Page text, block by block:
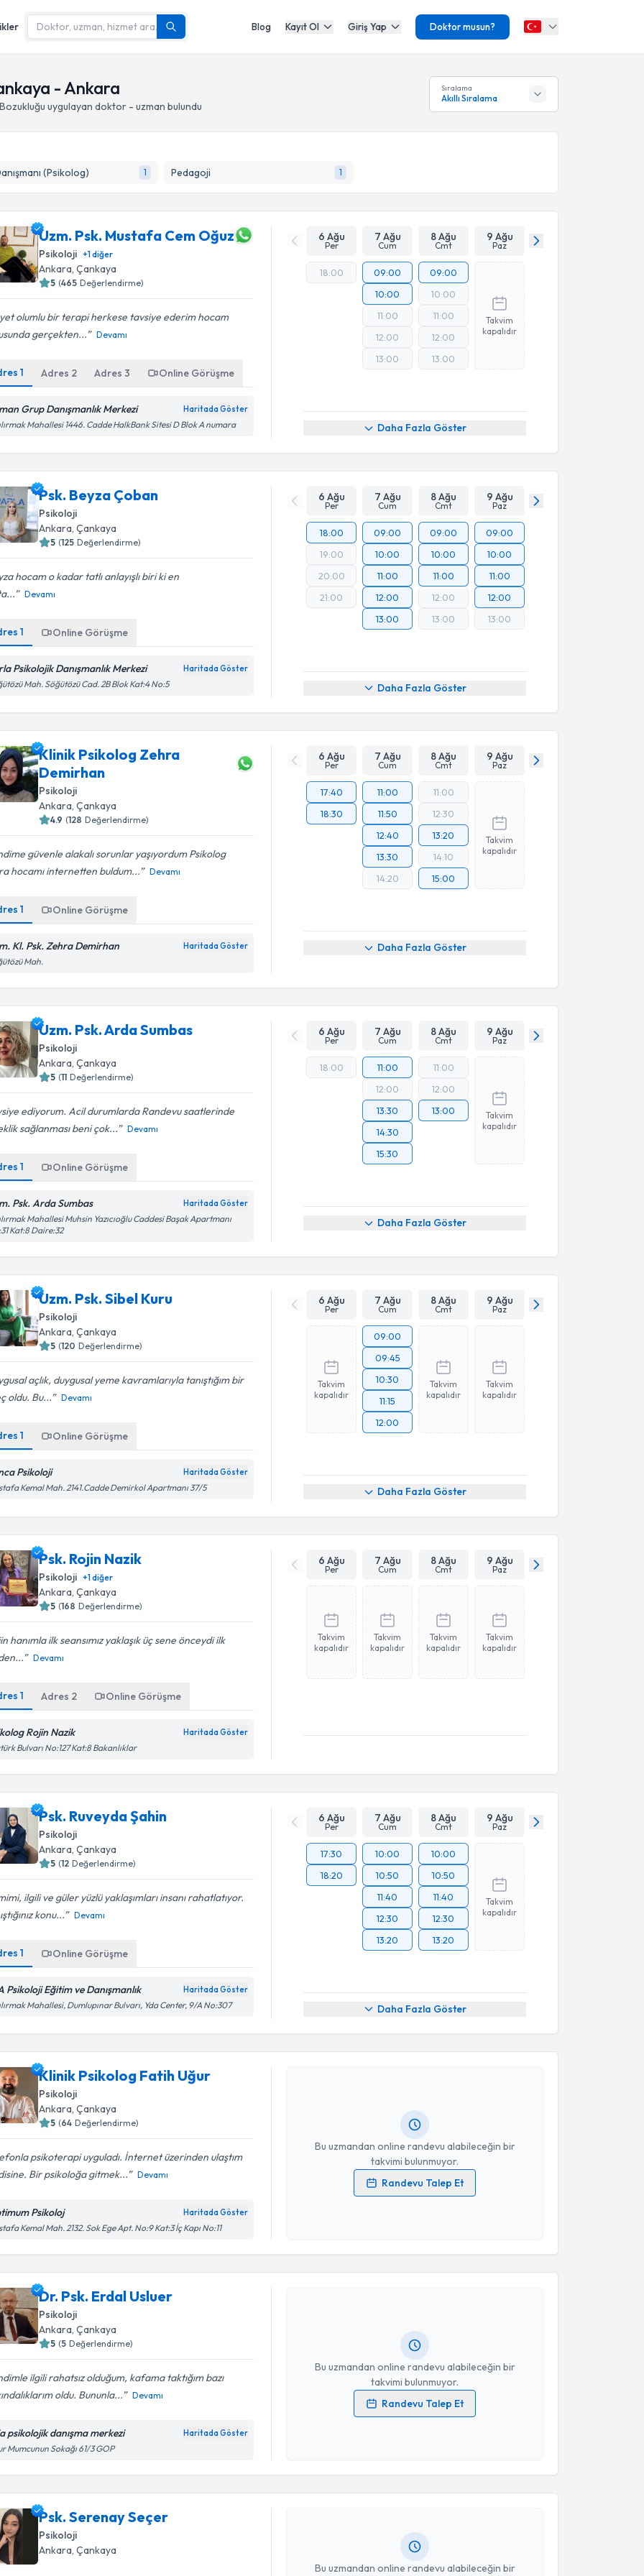
Blog Kayıt Ol Giriş Yap Doktor musun?
- Ankara
uygulayan doktor - uzman bulundu
Sıralama
Akıllı Sıralama
(Psikolog) 1 Pedagoji 1
Uzm. Psk. Mustafa Cem Oğuz
Psikoloji +1diğer
Ankara, Çankaya
5 (465 Değerlendirme)
olumlu bir terapi herkese tavsiye ederim hocam
gerçekten...
Devamı
1 Adres 2 Adres3 Online Görüşme
Grup Danışmanlık Merkezi Haritada Göster
Mahallesi 1446. Cadde HalkBank Sitesi D Blok A numara
6 Ağu
Per
7 Ağu
Cum
8 Ağu
Cmt
9 Ağu
Paz
18:00
09:00
10:00
11:00
12:00
13:00
09:00
10:00
11:00
12:00
13:00
Takvim
kapalıdır
Daha Fazla Göster
Psk. Beyza Çoban
Psikoloji
Ankara , Çankaya
5 (125 Değerlendirme)
hocam o kadar tatlı anlayışlı biri ki en
Devamı
1 Online Görüşme
Psikolojik Danışmanlık Merkezi Haritada Göster
Mah. Söğütözü Cad. 2B Blok Kat:4 No:5
6 Ağu
Per
7 Ağu
Cum
8 Ağu
Cmt
9 Ağu
Paz
18:00
19:00
20:00
21:00
09:00
10:00
11:00
12:00
13:00
09:00
10:00
11:00
12:00
13:00
09:00
10:00
11:00
12:00
13:00
Daha Fazla Göster
Klinik Psikolog Zehra
Demirhan
Psikoloji
Ankara, Çankaya
4.9 (128 Değerlendirme)
güvenle alakalı sorunlar yaşıyordum Psikolog
hocamı internetten buldum...
Devamı
1 Online Görüşme
Kl. Psk. Zehra Demirhan Haritada Göster
Mah.
6 Ağu
Per
7 Ağu
Cum
8 Ağu
Cmt
9 Ağu
Paz
17:40
18:30
11:00
11:50
12:40
13:30
14:20
11:00
12:30
13:20
14:10
15:00
Takvim
kapalıdır
Daha Fazla Göster
Uzm. Psk. Arda Sumbas
Psikoloji
Ankara, Çankaya
5 (11 Değerlendirme)
ediyorum. Acil durumlarda Randevu saatlerinde
sağlanması beni çok...
Devamı
1 Online Görüşme
Psk. Arda Sumbas Haritada Göster
Mahallesi Muhsin Yazıcıoğlu Caddesi Başak Apartmanı
Kat:8 Daire:32
6 Ağu
Per
7 Ağu
Cum
8 Ağu
Cmt
9 Ağu
Paz
18:00
11:00
12:00
13:30
14:30
15:30
11:00
12:00
13:00
Takvim
kapalıdır
Daha Fazla Göster
Uzm. Psk. Sibel Kuru
Psikoloji
Ankara, Çankaya
5 (120 Değerlendirme)
açlık, duygusal yeme kavramlarıyla tanıştığım bir
oldu. Bu...
Devamı
1 Online Görüşme
Psikoloji Haritada Göster
Kemal Mah. 2141.Cadde Demirkol Apartmanı 37/5
6 Ağu
Per
7 Ağu
Cum
8 Ağu
Cmt
9 Ağu
Paz
Takvim
kapalıdır
09:00
09:45
10:30
11:15
12:00
Takvim
kapalıdır
Takvim
kapalıdır
Daha Fazla Göster
Psk. Rojin Nazik
Psikoloji +1diğer
Ankara , Çankaya
5 (168 Değerlendirme)
hanımla ilk seansımız yaklaşık üç sene önceydi ilk
Devamı
1 Adres 2 Online Görüşme
Rojin Nazik Haritada Göster
Bulvarı No:127 Kat:8 Bakanlıklar
6 Ağu
Per
7 Ağu
Cum
8 Ağu
Cmt
9 Ağu
Paz
Takvim
kapalıdır
Takvim
kapalıdır
Takvim
kapalıdır
Takvim
kapalıdır
Psk. Ruveyda Şahin
Psikoloji
Ankara , Çankaya
5 (12 Değerlendirme)
ilgili ve güler yüzlü yaklaşımları insanı rahatlatıyor.
konu...
Devamı
1 Online Görüşme
Psikoloji Eğitim ve Danışmanlık Haritada Göster
Mahallesi, Dumlupınar Bulvarı, Yda Center, 9/A No:307
6 Ağu
Per
7 Ağu
Cum
8 Ağu
Cmt
9 Ağu
Paz
17:30
18:20
10:00
10:50
11:40
12:30
13:20
10:00
10:50
11:40
12:30
13:20
Takvim
kapalıdır
Daha Fazla Göster
Klinik Psikolog Fatih Uğur
Psikoloji
Ankara, Çankaya
5 (64 Değerlendirme)
psikoterapi uyguladı. İnternet üzerinden ulaştım
Bir psikoloğa gitmek...
Devamı
Psikoloj Haritada Göster
Kemal Mah. 2132. Sok Ege Apt. No:9 Kat:3 İç Kapı No:11
Bu uzmandan online randevu alabileceğin bir
takvimi bulunmuyor.
Randevu Talep Et
Randevu Takvimi Talebi
Klinik Psikolog Fatih Uğur
Kişisel verilerimin işlenmesine ilişkinAydınlatma Metni
Takvim Talebini Gönder
Dr. Psk. Erdal Usluer
Psikoloji
Ankara, Çankaya
5 (5 Değerlendirme)
ilgili rahatsız olduğum, kafama taktığım bazı
oldu. Bununla...
Devamı
psikolojik danışma merkezi Haritada Göster
Mumcunun Sokağı 61/3 GOP
Bu uzmandan online randevu alabileceğin bir
takvimi bulunmuyor.
Randevu Talep Et
Randevu Takvimi Talebi
Dr. Psk. Erdal Usluer
Kişisel verilerimin işlenmesine ilişkinAydınlatma Metni
Takvim Talebini Gönder
Psk. Serenay Seçer
Psikoloji
Ankara, Çankaya
Bu uzmandan online randevu alabileceğin bir
Psk. Serenay Seçeriçin randevu takvimi talebi oluşturun. Size
bu uzmandan randevu almanız için bir takvim hazırlandığında e-